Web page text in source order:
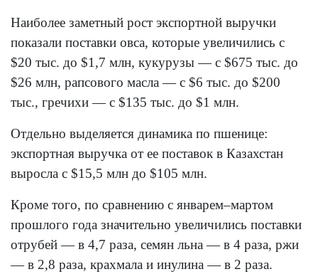
Наиболее заметный рост экспортной выручки
показали поставки овса, которые увеличились с
$20 тыс. до $1,7 млн, кукурузы — с $675 тыс. до
$26 млн, рапсового масла — с $6 тыс. до $200
тыс., гречихи — с $135 тыс. до $1 млн.
Отдельно выделяется динамика по пшенице:
экспортная выручка от ее поставок в Казахстан
выросла с $15,5 млн до $105 млн.
Кроме того, по сравнению с январем–мартом
прошлого года значительно увеличились поставки
отрубей — в 4,7 раза, семян льна — в 4 раза, ржи
— в 2,8 раза, крахмала и инулина — в 2 раза.